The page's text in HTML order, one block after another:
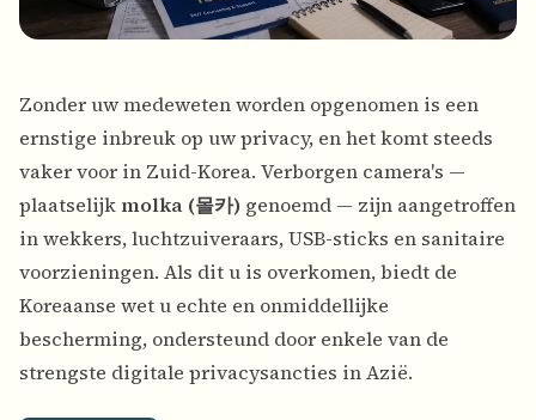
Zonder uw medeweten worden opgenomen is een
ernstige inbreuk op uw privacy, en het komt steeds
vaker voor in Zuid-Korea. Verborgen camera's —
plaatselijk molka (몰카) genoemd — zijn aangetroffen
in wekkers, luchtzuiveraars, USB-sticks en sanitaire
voorzieningen. Als dit u is overkomen, biedt de
Koreaanse wet u echte en onmiddellijke
bescherming, ondersteund door enkele van de
strengste digitale privacysancties in Azië.